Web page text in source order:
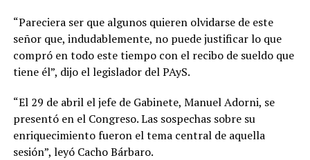
“Pareciera ser que algunos quieren olvidarse de este
señor que, indudablemente, no puede justificar lo que
compró en todo este tiempo con el recibo de sueldo que
tiene él”, dijo el legislador del PAyS.
“El 29 de abril el jefe de Gabinete, Manuel Adorni, se
presentó en el Congreso. Las sospechas sobre su
enriquecimiento fueron el tema central de aquella
sesión”, leyó Cacho Bárbaro.